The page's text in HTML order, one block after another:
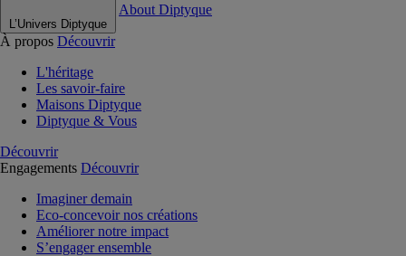
L’Univers Diptyque
About Diptyque
À propos Découvrir
L'héritage
Les savoir-faire
Maisons Diptyque
Diptyque & Vous
Découvrir
Engagements Découvrir
Imaginer demain
Eco-concevoir nos créations
Améliorer notre impact
S’engager ensemble